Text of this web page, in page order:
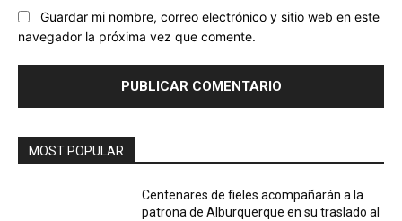
Guardar mi nombre, correo electrónico y sitio web en este
navegador la próxima vez que comente.
MOST POPULAR
Centenares de fieles acompañarán a la
patrona de Alburquerque en su traslado al